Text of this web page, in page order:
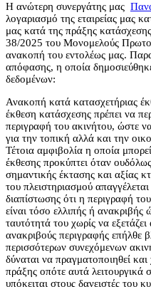
Η ανώτερη συνεργάτης μας
λογαριασμό της εταιρείας μας
μας κατά της πράξης
38/2025 του Μονομελούς
ανακοπή του εντολέως μας.
απόφασης, η οποία
δεδομένων:
Ανακοπή κατά κατασχετήριας
έκθεση κατάσχεσης πρέπει να
περιγραφή του ακινήτου, ώστε
για την τοπική αλλά και την
Τέτοια αμφιβολία η οποία
έκθεσης προκύπτει όταν
σημαντικής έκτασης και αξίας
του πλειστηριασμού
διαπίστωσης ότι η περιγραφή
είναι τόσο ελλιπής ή ανακριβής
ταυτότητά του χωρίς να
ανακριβούς περιγραφής
περισσότερων συνεχόμενων
δύναται να πραγματοποιηθεί
πράξης οπότε αυτά λειτουργικά
υπόκειται στους δανειστές του